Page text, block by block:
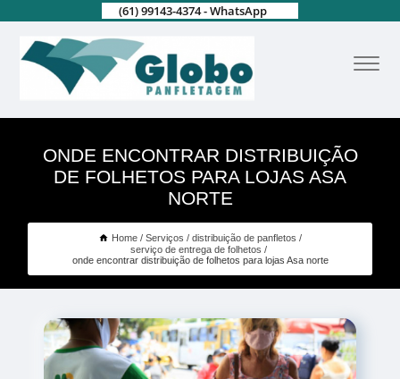
(61) 99143-4374 - WhatsApp
ONDE ENCONTRAR DISTRIBUIÇÃO
DE FOLHETOS PARA LOJAS ASA
NORTE
Home Serviços
distribuição de panfletos
serviço de entrega de folhetos
onde encontrar distribuição de folhetos para lojas Asa norte